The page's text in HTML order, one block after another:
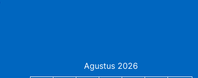
Agustus 2026